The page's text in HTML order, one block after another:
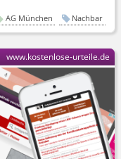
AG München Nachbar
www.kostenlose-urteile.de